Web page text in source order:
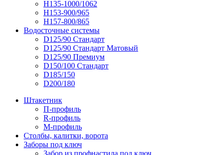
Н135-1000/1062
Н153-900/965
Н157-800/865
Водосточные системы
D125/90 Стандарт
D125/90 Стандарт Матовый
D125/90 Премиум
D150/100 Стандарт
D185/150
D200/180
Штакетник
П-профиль
R-профиль
М-профиль
Столбы, калитки, ворота
Заборы под ключ